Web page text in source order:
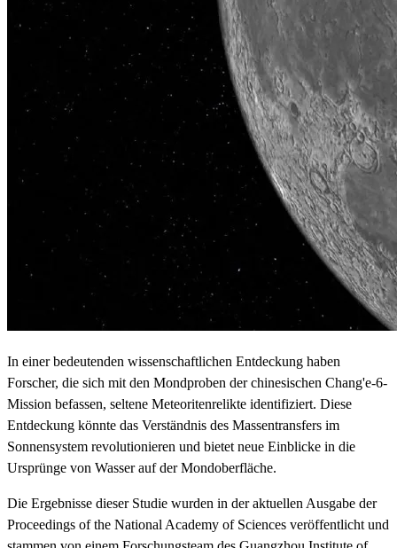
In einer bedeutenden wissenschaftlichen Entdeckung haben
Forscher, die sich mit den Mondproben der chinesischen Chang'e-6-
Mission befassen, seltene Meteoritenrelikte identifiziert. Diese
Entdeckung könnte das Verständnis des Massentransfers im
Sonnensystem revolutionieren und bietet neue Einblicke in die
Ursprünge von Wasser auf der Mondoberfläche.
Die Ergebnisse dieser Studie wurden in der aktuellen Ausgabe der
Proceedings of the National Academy of Sciences veröffentlicht und